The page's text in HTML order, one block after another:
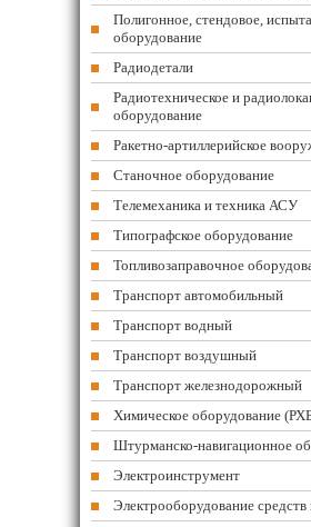
Полигонное, стендовое,
оборудование
Радиодетали
Радиотехническое и
оборудование
Ракетно-артиллерийское
Станочное оборудование
Телемеханика и техника АСУ
Типографское оборудование
Топливозаправочное
Транспорт автомобильный
Транспорт водный
Транспорт воздушный
Транспорт железнодорожный
Химическое оборудование
Штурманско-навигационное
Электроинструмент
Электрооборудование